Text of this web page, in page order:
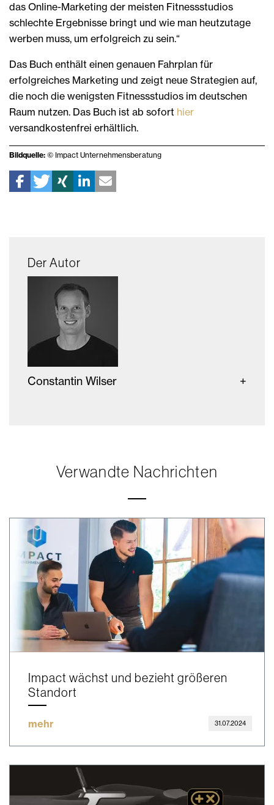
das Online-Marketing der meisten Fitnessstudios
schlechte Ergebnisse bringt und wie man heutzutage
werben muss, um erfolgreich zu sein.“
Das Buch enthält einen genauen Fahrplan für
erfolgreiches Marketing und zeigt neue Strategien auf,
die noch die wenigsten Fitnessstudios im deutschen
Raum nutzen. Das Buch ist ab sofort hier
versandkostenfrei erhältlich.
Bildquelle: © Impact Unternehmensberatung
Der Autor
Constantin Wilser
Verwandte Nachrichten
Impact wächst und bezieht größeren
Standort
mehr 31.07.2024